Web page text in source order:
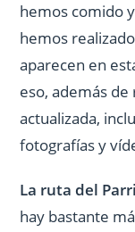
hemos comido
hemos
aparecen en
eso, además
actualizada,
fotografías y
La ruta del
hay bastante